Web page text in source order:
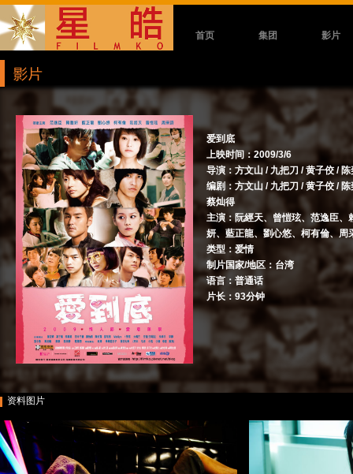
首页 集团 影片
爱到底
上映时间：2009/3/6
导演：方文山 / 九把刀 / 黄子佼 / 陈
编剧：方文山 / 九把刀 / 黄子佼 / 陈
蔡灿得
主演：阮經天、曾愷玹、范逸臣、
妍、藍正龍、劉心悠、柯有倫、周
类型：爱情
制片国家/地区：台湾
语言：普通话
片长：93分钟
资料图片